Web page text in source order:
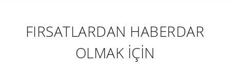
FIRSATLARDAN HABERDAR
OLMAK İÇİN